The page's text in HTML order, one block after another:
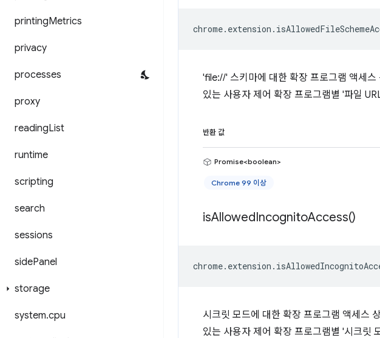
printingMetrics
privacy
processes
proxy
readingList
runtime
scripting
search
sessions
sidePanel
storage
system.cpu
chrome. extension .
'file://' 스키마에 대한 확장 프로그램 액세
있는 사용자 제어 확장 프로그램별 '파일
반환 값
Promise<boolean>
Chrome 99 이상
isAllowedIncognitoAccess()
chrome. extension .
시크릿 모드에 대한 확장 프로그램 액세스
있는 사용자 제어 확장 프로그램별 '시크릿